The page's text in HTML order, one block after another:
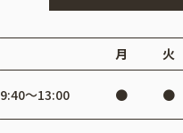
月 火
9:40〜13:00 ● ●